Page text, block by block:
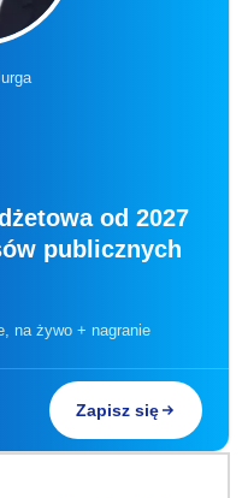
od 2027
publicznych
na żywo + nagranie
Zapisz się